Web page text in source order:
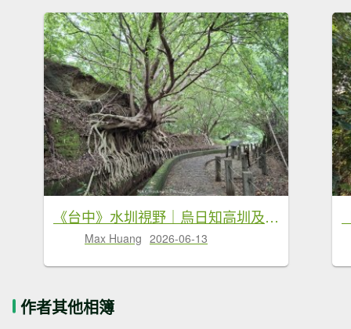
《台中》水圳視野｜烏日知高圳及雪蓮登山步道上學田山20260613
Max Huang 2026-06-13
作者其他相簿